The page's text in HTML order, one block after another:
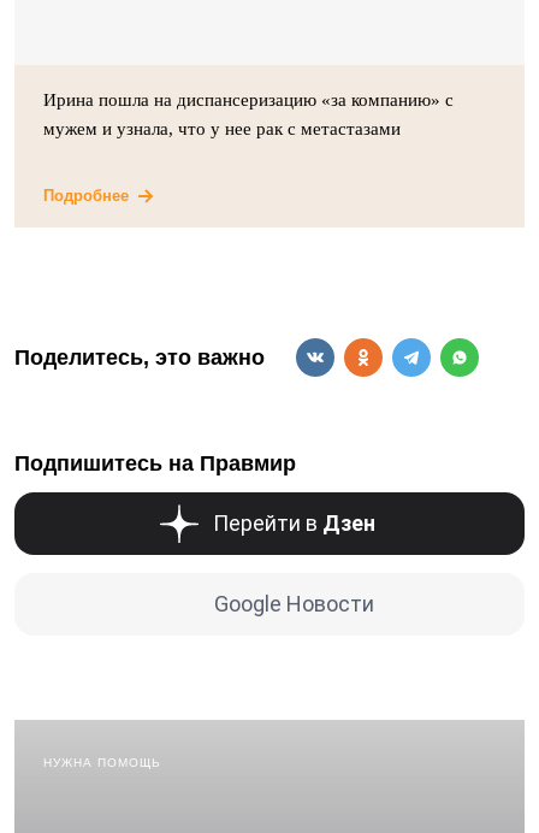
Ирина пошла на диспансеризацию «за компанию» с
мужем и узнала, что у нее рак с метастазами
Подробнее
Поделитесь, это важно
Подпишитесь на Правмир
Перейти в Дзен
Google Новости
НУЖНА ПОМОЩЬ